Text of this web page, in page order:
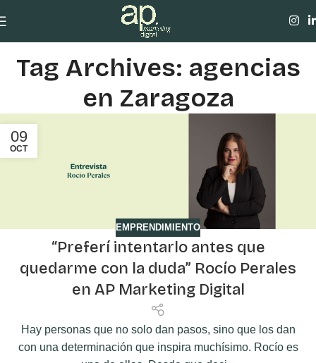
Skip to navigation
Tag Archives: agencias
en Zaragoza
09
OCT
EMPRENDIMIENTO
“Preferí intentarlo antes que
quedarme con la duda” Rocío Perales
en AP Marketing Digital
Hay personas que no solo dan pasos, sino que los dan
con una determinación que inspira muchísimo. Rocío es